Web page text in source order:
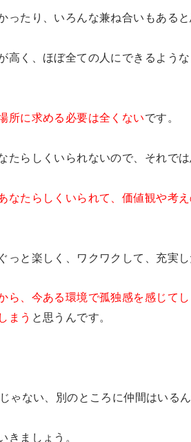
ったり、いろんな兼ね合いもあると
高く、ほぼ全ての人にできるよう
所に求める必要は全くないです。
たらしくいられないので、それでは
なたらしくいられて、価値観や考
っと楽しく、ワクワクして、充実し
ら、今ある環境で孤独感を感じて
まう と思うんです。
ゃない、別のところに仲間はいるん
きましょう。